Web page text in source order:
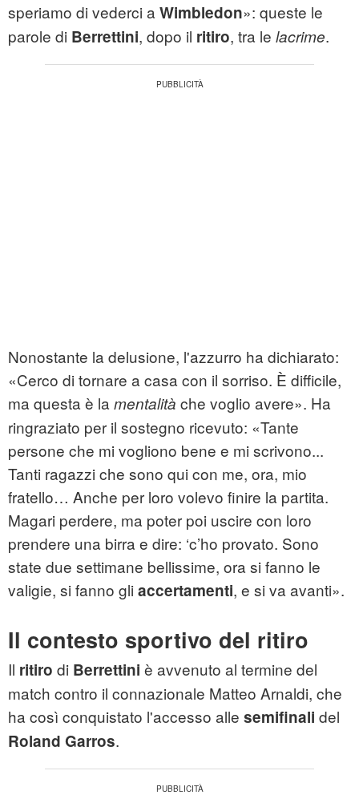
speriamo di vederci a Wimbledon»: queste le
parole di Berrettini, dopo il ritiro, tra le lacrime.
Nonostante la delusione, l'azzurro ha dichiarato:
«Cerco di tornare a casa con il sorriso. È difficile,
ma questa è la mentalità che voglio avere». Ha
ringraziato per il sostegno ricevuto: «Tante
persone che mi vogliono bene e mi scrivono...
Tanti ragazzi che sono qui con me, ora, mio
fratello… Anche per loro volevo finire la partita.
Magari perdere, ma poter poi uscire con loro
prendere una birra e dire: ‘c’ho provato. Sono
state due settimane bellissime, ora si fanno le
valigie, si fanno gli accertamenti, e si va avanti».
Il contesto sportivo del ritiro
Il ritiro di Berrettini è avvenuto al termine del
match contro il connazionale Matteo Arnaldi, che
ha così conquistato l'accesso alle semifinali del
Roland Garros.